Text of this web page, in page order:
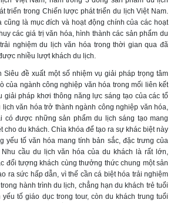
triển trong Chiến lược phát triển du lịch Việt Nam.
cũng là mục đích và hoạt động chính của các hoạt
các giá trị văn hóa, hình thành các sản phẩm du
nghiệm du lịch văn hóa trong thời gian qua đã
nhiều lượt khách du lịch.
Siêu đề xuất một số nhiệm vụ giải pháp trọng tâm
của ngành công nghiệp văn hóa trong mối liên kết
giải pháp khơi thông năng lực sáng tạo của các tổ
văn hóa trở thành ngành công nghiệp văn hóa,
có được những sản phẩm du lịch sáng tạo mang
cho du khách. Chìa khóa để tạo ra sự khác biệt này
yếu tố văn hóa mang tính bản sắc, đặc trưng của
cầu du lịch văn hóa của du khách là rất lớn,
đối tượng khách cùng thưởng thức chung một sản
ra sức hấp dẫn, vì thế cần cá biệt hóa trải nghiệm
hành trình du lịch, chẳng hạn du khách trẻ tuổi
tố giáo dục trong tour, còn du khách trung tuổi